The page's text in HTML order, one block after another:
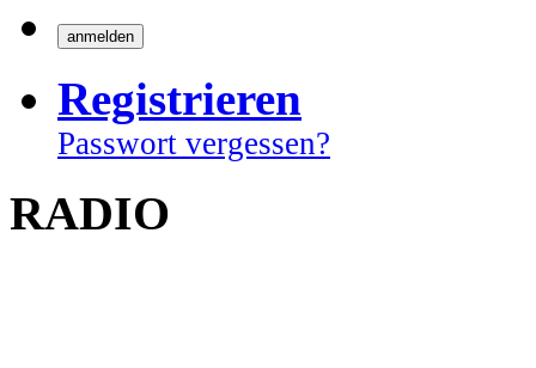
Registrieren
Passwort vergessen?
RADIO